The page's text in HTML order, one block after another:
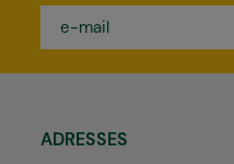
mail
ADRESSES